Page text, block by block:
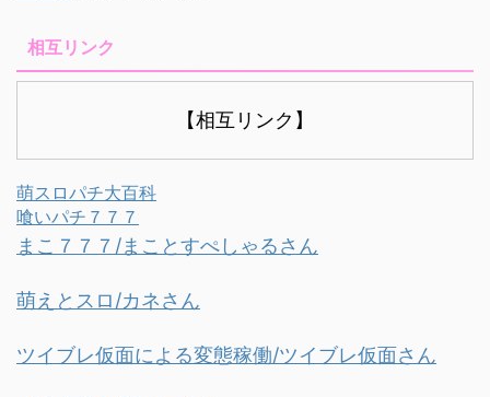
相互リンク
【相互リンク】
萌スロパチ大百科
喰いパチ７７７
まこ７７７/まことすぺしゃるさん
萌えとスロ/カネさん
ツイブレ仮面による変態稼働/ツイブレ仮面さん